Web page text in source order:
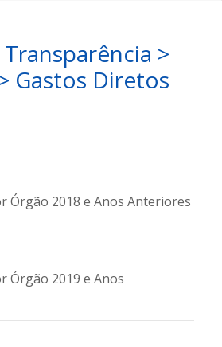
>
Gastos Diretos
Órgão 2018 e Anos Anteriores
Órgão 2019 e Anos